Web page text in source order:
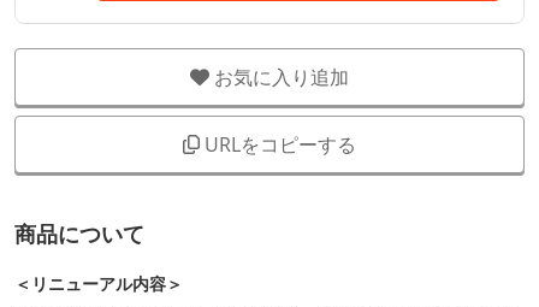
お気に入り追加
URLをコピーする
商品について
＜リニューアル内容＞